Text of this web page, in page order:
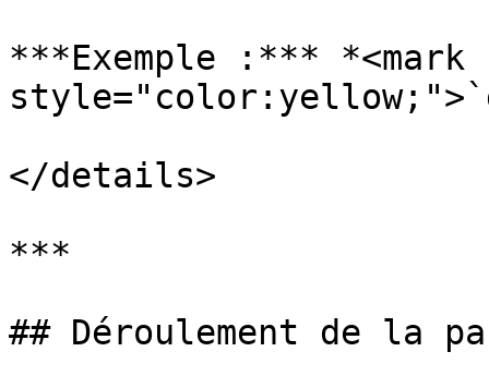
***Exemple :*** *<mark
</details>
***
## Déroulement de la